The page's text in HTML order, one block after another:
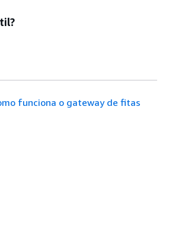
funciona o gateway de fitas